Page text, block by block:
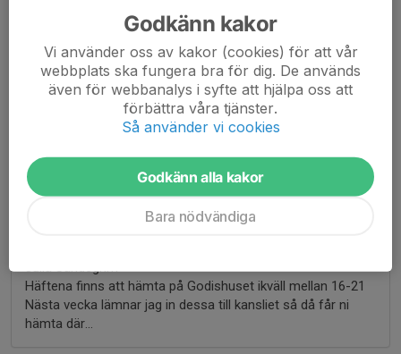
Julia Sandegrims upphämtades av mig i samband med att
jag hämtade våra
Joakim Gustafsson 21 aug 2025
Följande spelare har inte hämtat ut sina häften
Edith Malmborg
Selma Bågesund
Följande har INTE BETALAT men hämtat:
Julia Sandegrim
Häftena finns att hämta på Godishuset ikväll mellan 16-21
Nästa vecka lämnar jag in dessa till kansliet så då får ni
hämta där...
Godkänn kakor
Vi använder oss av kakor (cookies) för att vår
webbplats ska fungera bra för dig. De används
även för webbanalys i syfte att hjälpa oss att
förbättra våra tjänster.
Så använder vi cookies
Godkänn alla kakor
Bara nödvändiga